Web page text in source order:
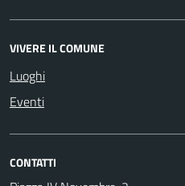
VIVERE IL COMUNE
Luoghi
Eventi
CONTATTI